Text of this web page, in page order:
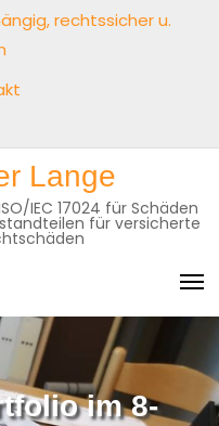
rechtssicher u.
Kontakt
Lange
IEC 17024 für Schäden
für versicherte
im 8-